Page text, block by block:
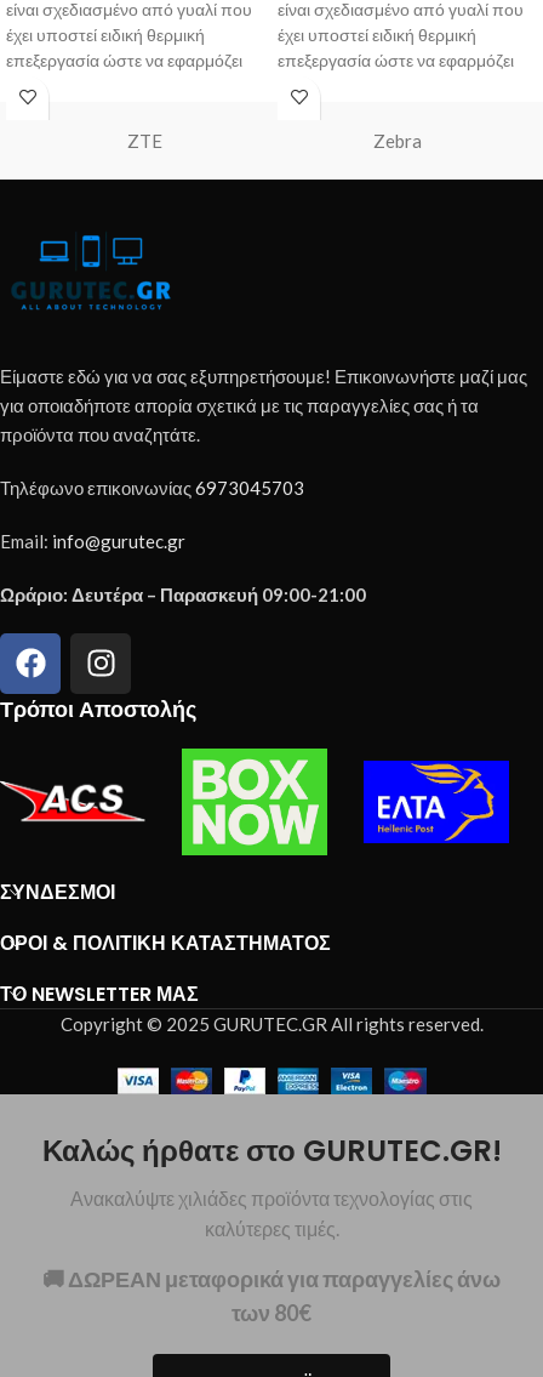
είναι σχεδιασμένο από γυαλί που
έχει υποστεί ειδική θερμική
επεξεργασία ώστε να εφαρμόζει
τέλεια
είναι σχεδιασμένο από γυαλί που
έχει υποστεί ειδική θερμική
επεξεργασία ώστε να εφαρμόζει
τέλεια
ZTE Zebra
Είμαστε εδώ για να σας εξυπηρετήσουμε! Επικοινωνήστε μαζί μας
για οποιαδήποτε απορία σχετικά με τις παραγγελίες σας ή τα
προϊόντα που αναζητάτε.
Τηλέφωνο επικοινωνίας6973045703
Email: info@gurutec.gr
Ωράριο: Δευτέρα – Παρασκευή 09:00-21:00
Τρόποι Αποστολής
ΣΎΝΔΕΣΜΟΙ
ΌΡΟΙ & ΠΟΛΙΤΙΚΉ ΚΑΤΑΣΤΉΜΑΤΟΣ
ΤΟ NEWSLETTER ΜΑΣ
Copyright © 2025 GURUTEC.GR All rights reserved.
Καλώς ήρθατε στο GURUTEC.GR!
Ανακαλύψτε χιλιάδες προϊόντα τεχνολογίας στις
καλύτερες τιμές.
🚚 ΔΩΡΕΑΝ μεταφορικά για παραγγελίες άνω
των 80€